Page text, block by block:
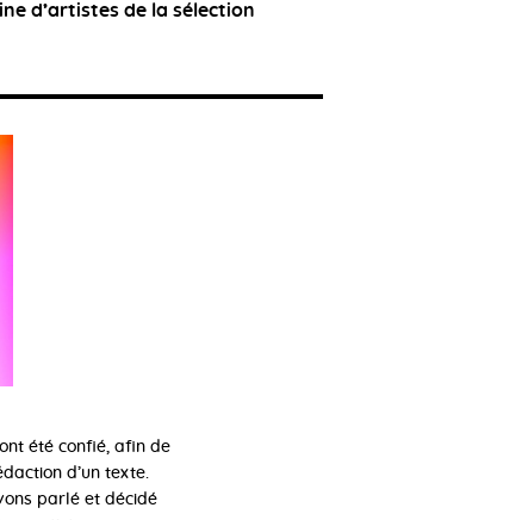
d’artistes de la sélection
été confié, afin de
d’un texte.
parlé et décidé